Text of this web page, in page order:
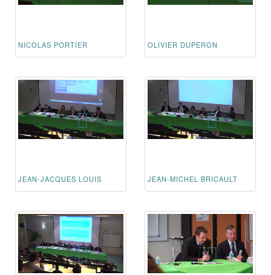
NICOLAS PORTIER OLIVIER DUPERON
JEAN-JACQUES LOUIS JEAN-MICHEL BRICAULT